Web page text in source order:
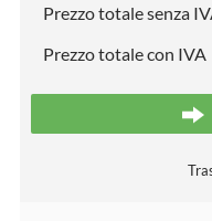
Prezzo totale senza
Prezzo totale con IVA